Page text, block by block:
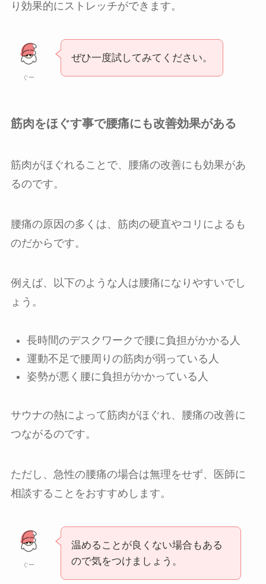
り効果的にストレッチができます。
ぐー
ぜひ一度試してみてください。
筋肉をほぐす事で腰痛にも改善効果がある
筋肉がほぐれることで、腰痛の改善にも効果があ
るのです。
腰痛の原因の多くは、筋肉の硬直やコリによるも
のだからです。
例えば、以下のような人は腰痛になりやすいでし
ょう。
長時間のデスクワークで腰に負担がかかる人
運動不足で腰周りの筋肉が弱っている人
姿勢が悪く腰に負担がかかっている人
サウナの熱によって筋肉がほぐれ、腰痛の改善に
つながるのです。
ただし、急性の腰痛の場合は無理をせず、医師に
相談することをおすすめします。
ぐー
温めることが良くない場合もある
ので気をつけましょう。